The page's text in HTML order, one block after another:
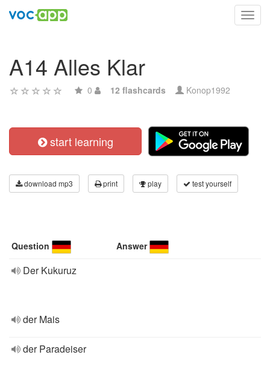
A14 Alles Klar
0 12 flashcards Konop1992
start learning
download mp3 print play test yourself
Question Answer
Der Kukuruz
der Mais
der Paradeiser